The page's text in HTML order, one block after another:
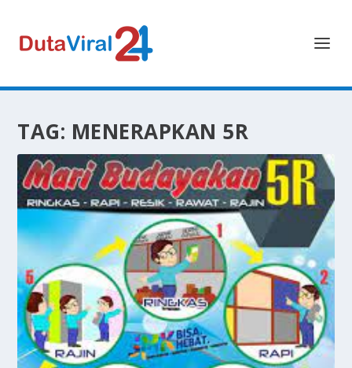
TAG: MENERAPKAN 5R